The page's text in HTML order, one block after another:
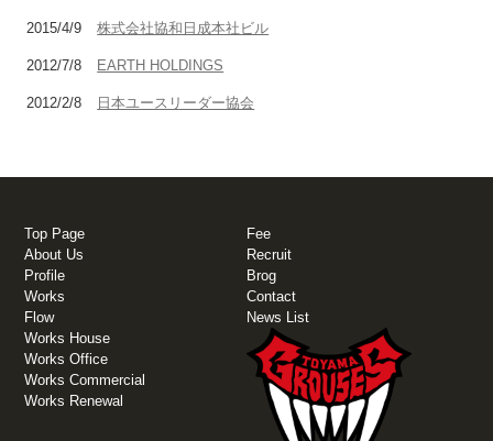
2015/4/9 株式会社協和日成本社ビル
2012/7/8 EARTH HOLDINGS
2012/2/8 日本ユースリーダー協会
Top Page
About Us
Profile
Works
Flow
Fee
Recruit
Brog
Contact
News List
Works House
Works Office
Works Commercial
Works Renewal